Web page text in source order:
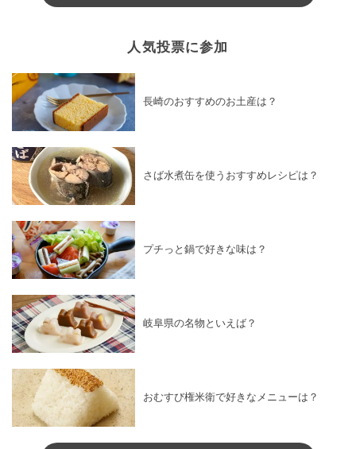
人気投票に参加
長崎のおすすめのお土産は？
さば水煮缶を使うおすすめレシピは？
プチっと鍋で好きな味は？
岐阜県の名物といえば？
おむすび権米衛で好きなメニューは？